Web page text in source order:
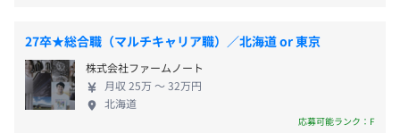
・残業代支給（固定残業時間30時間分を超過した場合）
・住宅手当（オフィスから2駅圏内 月30,000円支給 ※世
帯主本人に限る※新卒2年目まで対象）
役員及び管理的地位にある者に占める女性の割合
役員0.0%
管理職0.0%
27卒★総合職（マルチキャリア職）／北海道 or 東京
株式会社ファームノート
月収 25万 〜 32万円
北海道
応募可能ランク：F